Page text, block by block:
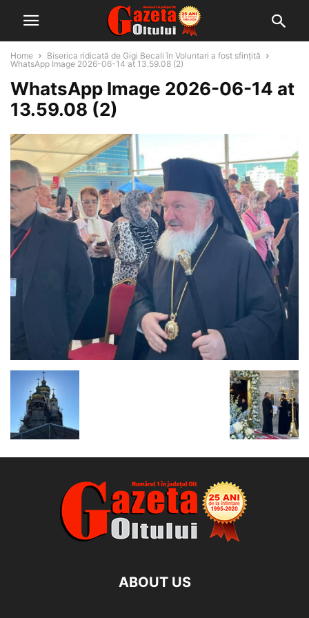
Home
Biserica ridicată de Gigi Becali în Voluntari a fost sfințită
WhatsApp Image 2026-06-14 at 13.59.08 (2)
WhatsApp Image 2026-06-14 at
13.59.08 (2)
ABOUT US